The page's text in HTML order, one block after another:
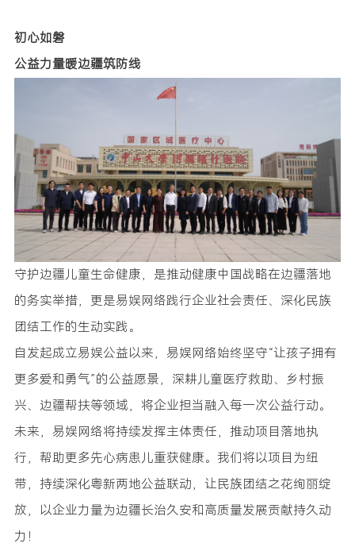
初心如磐
公益力量暖边疆筑防线
守护边疆儿童生命健康，是推动健康中国战略在边疆落地
的务实举措，更是易娱网络践行企业社会责任、深化民族
团结工作的生动实践。
自发起成立易娱公益以来，易娱网络始终坚守“让孩子拥有
更多爱和勇气”的公益愿景，深耕儿童医疗救助、乡村振
兴、边疆帮扶等领域，将企业担当融入每一次公益行动。
未来，易娱网络将持续发挥主体责任，推动项目落地执
行，帮助更多先心病患儿重获健康。我们将以项目为纽
带，持续深化粤新两地公益联动，让民族团结之花绚丽绽
放，以企业力量为边疆长治久安和高质量发展贡献持久动
力！